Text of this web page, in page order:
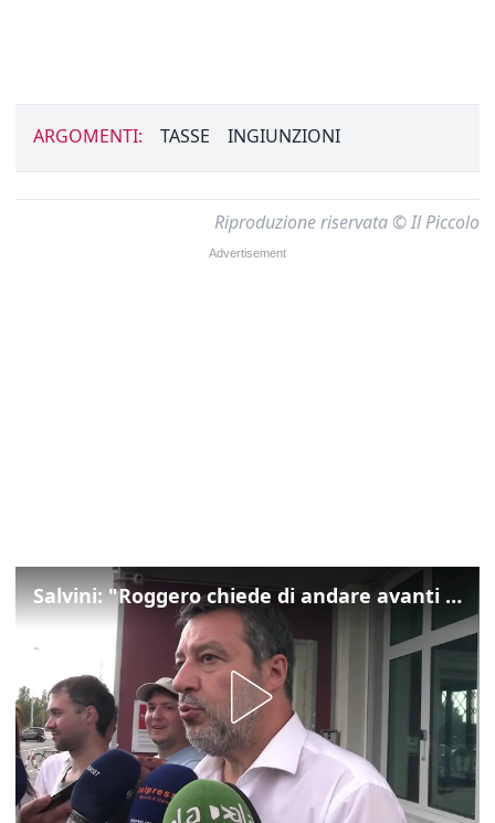
ARGOMENTI: TASSE INGIUNZIONI
Riproduzione riservata © Il Piccolo
Salvini: "Roggero chiede di andare avanti su norma anti-risarcimenti"